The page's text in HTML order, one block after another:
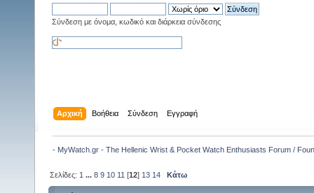
Σύνδεση με όνομα, κωδικό και διάρκεια σύνδεσης
Αρχική Βοήθεια Σύνδεση Εγγραφή
- MyWatch.gr - The Hellenic Wrist & Pocket Watch Enthusiasts Forum /
Σελίδες: 1 ...8 9 10 11 [12] 13 14 Κάτω